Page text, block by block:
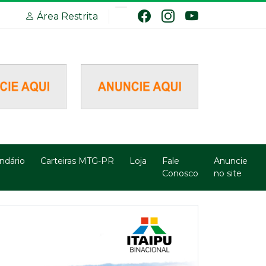
Área Restrita
Carteiras MTG-PR Loja
Fale
Conosco
Anuncie
no site